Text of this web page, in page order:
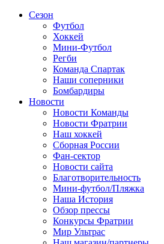
Сезон
Футбол
Хоккей
Мини-Футбол
Регби
Команда Спартак
Наши соперники
Бомбардиры
Новости
Новости Команды
Новости Фратрии
Наш хоккей
Сборная России
Фан-cектор
Новости сайта
Благотворительность
Мини-футбол/Пляжка
Наша История
Обзор прессы
Конкурсы Фратрии
Мир Ультрас